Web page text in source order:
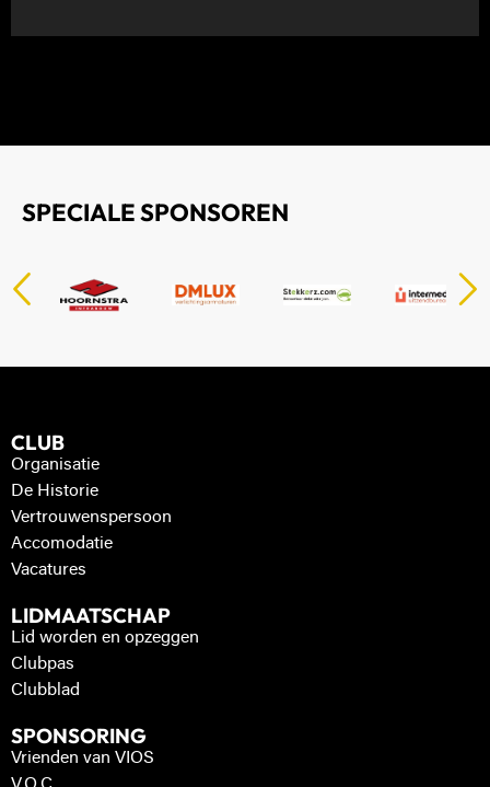
SPECIALE SPONSOREN
CLUB
Organisatie
De Historie
Vertrouwenspersoon
Accomodatie
Vacatures
LIDMAATSCHAP
Lid worden en opzeggen
Clubpas
Clubblad
SPONSORING
Vrienden van VIOS